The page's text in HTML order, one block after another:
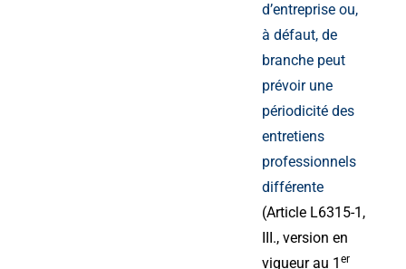
d’entreprise ou,
à défaut, de
branche peut
prévoir une
périodicité des
entretiens
professionnels
différente
(Article L6315-1,
III., version en
vigueur au 1 er